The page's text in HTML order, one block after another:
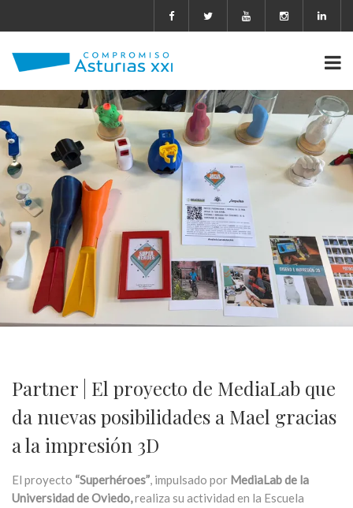
Partner | El proyecto de MediaLab que
da nuevas posibilidades a Mael gracias
a la impresión 3D
El proyecto “Superhéroes”, impulsado por MediaLab de la
Universidad de Oviedo,realiza su actividad en la Escuela